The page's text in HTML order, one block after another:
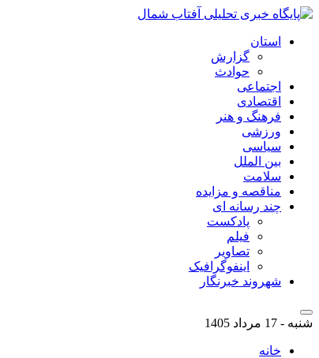
استان
گزارش
حوادث
اجتماعی
اقتصادی
فرهنگ و هنر
ورزشی
سیاسی
بین الملل
سلامت
مناقصه و مزایده
چند رسانه ای
پادکست
فیلم
تصاویر
اینفوگرافیک
شهروند خبرنگار
شنبه - 17 مرداد 1405
خانه